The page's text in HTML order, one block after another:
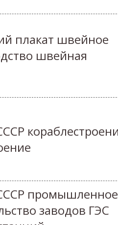
плакат швейное
швейная
промышленное
заводов ГЭС